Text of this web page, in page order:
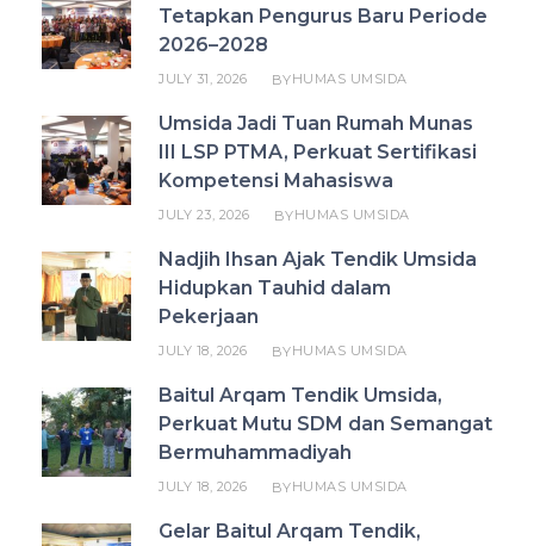
Tetapkan Pengurus Baru Periode
2026–2028
JULY 31, 2026 BYHUMAS UMSIDA
Umsida Jadi Tuan Rumah Munas
III LSP PTMA, Perkuat Sertifikasi
Kompetensi Mahasiswa
JULY 23, 2026 BYHUMAS UMSIDA
Nadjih Ihsan Ajak Tendik Umsida
Hidupkan Tauhid dalam
Pekerjaan
JULY 18, 2026 BYHUMAS UMSIDA
Baitul Arqam Tendik Umsida,
Perkuat Mutu SDM dan Semangat
Bermuhammadiyah
JULY 18, 2026 BYHUMAS UMSIDA
Gelar Baitul Arqam Tendik,